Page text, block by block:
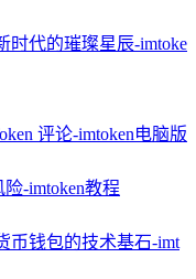
时代的璀璨星辰-imtoke
评论-imtoken电脑版
-imtoken教程
币钱包的技术基石-imt